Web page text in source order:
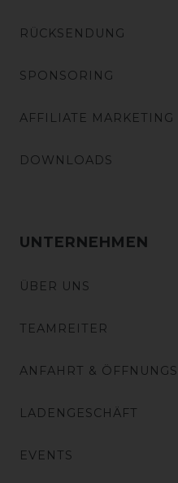
RÜCKSENDUNG
SPONSORING
AFFILIATE MARKETING
DOWNLOADS
UNTERNEHMEN
ÜBER UNS
TEAMREITER
ANFAHRT &
LADENGESCHÄFT
EVENTS